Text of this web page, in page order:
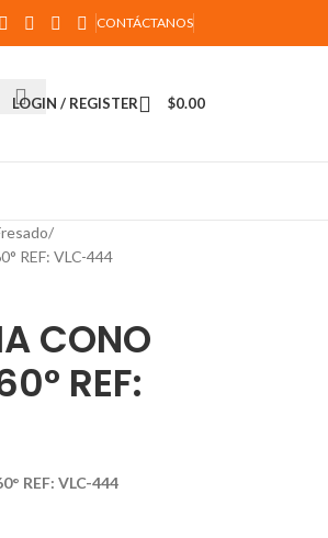
CONTÁCTANOS
LOGIN / REGISTER $0.00
REF: VLC-444
CONO
REF:
REF: VLC-444